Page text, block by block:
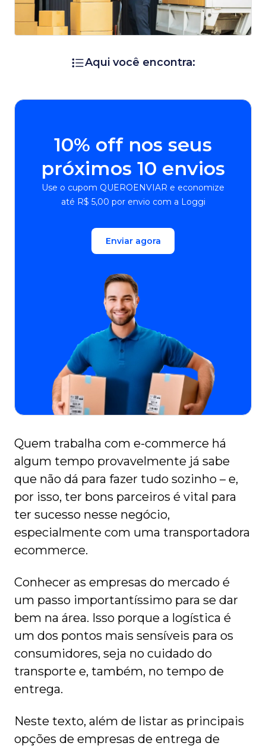
Aqui você encontra:
10% off nos seus
próximos 10 envios
Use o cupom QUEROENVIAR e economize
até R$ 5,00 por envio com a Loggi
Enviar agora
Quem trabalha com e-commerce há
algum tempo provavelmente já sabe
que não dá para fazer tudo sozinho – e,
por isso, ter bons parceiros é vital para
ter sucesso nesse negócio,
especialmente com uma transportadora
ecommerce.
Conhecer as empresas do mercado é
um passo importantíssimo para se dar
bem na área. Isso porque a logística é
um dos pontos mais sensíveis para os
consumidores, seja no cuidado do
transporte e, também, no tempo de
entrega.
Neste texto, além de listar as principais
opções de empresas de entrega de